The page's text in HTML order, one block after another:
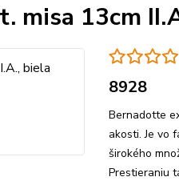
misa 13cm
8928
Bernadotte
akosti. Je vo
širokého
Prestieraniu